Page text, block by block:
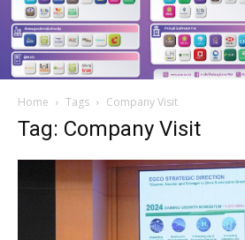
Home Tags Company Visit
Tag: Company Visit